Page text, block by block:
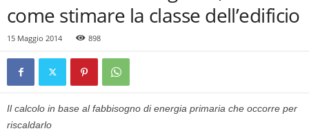
come stimare la classe dell’edificio
15 Maggio 2014 898
Il calcolo in base al fabbisogno di energia primaria che occorre per
riscaldarlo